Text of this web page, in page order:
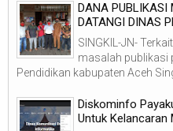
DANA PUBLIKASI
DATANGI DINAS
SINGKIL-JN-
masalah publikasi
Pendidikan kabupaten Aceh
Diskominfo
Untuk Kelancaran